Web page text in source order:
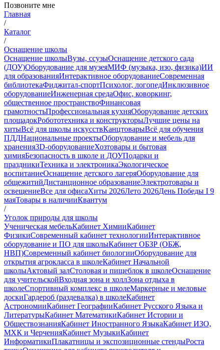
Позвоните мне
Главная
/
Каталог
/
Оснащение школы
Оснащение школыВузы, ссузыОснащение детского сада
(ДОУ)Оборудование для музеяМИФ (музыка, изо, физика)ИИ
для образованияИнтерактивное оборудованиеСовременная
библиотекаФиджитал-спортПсихолог, логопедИнклюзивное
оборудованиеИнженерная средаОфис, коворкинг,
общественное пространствоФинансовая
грамотностьПрофессиональная кухняОборудование детских
площадокРобототехника и конструкторыЛучшие цены на
хитыВсё для школы искусствКанцтоварыВсё для обучения
ПДДНациональные проектыОборудование и мебель для
хранения3D-оборудованиеХозтовары и бытовая
химияБезопасность в школе и ДОУПодарки и
праздникиТехника и электроникаЭкологическое
воспитаниеОснащение детского лагеряОборудование для
общежитийДистанционное образованиеЭлектротовары и
освещениеВсе для офисаХиты 2026Лето 2026День Победы I 9
маяТовары в наличииКвантум
/
Уголок природы для школы
Ученическая мебельКабинет ХимииКабинет
ФизикиСовременный кабинет технологииИнтерактивное
оборудование и ПО для школыКабинет ОБЗР (ОБЖ,
НВП)Современный кабинет биологииОборудование для
открытия агрокласса в школеКабинет Начальной
школыАктовый залСтоловая и пищеблок в школеОснащение
для учительскойВходная зона и холлЗона отдыха в
школеСпортивный комплекс в школеМаркерные и меловые
доскиГардероб (раздевалка) в школеКабинет
АстрономииКабинет ГеографииКабинет Русского Языка и
ЛитературыКабинет МатематикиКабинет Истории и
ОбществознанияКабинет Иностранного ЯзыкаКабинет ИЗО,
МХК и ЧерченияКабинет МузыкиКабинет
ИнформатикиПлакатницы и экспозиционные стендыРоста